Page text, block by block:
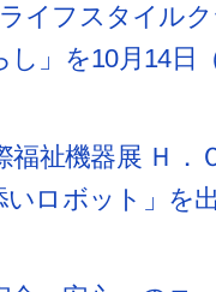
イフスタイル
し」を10月14日
福祉機器展 Ｈ．
いロボット」を